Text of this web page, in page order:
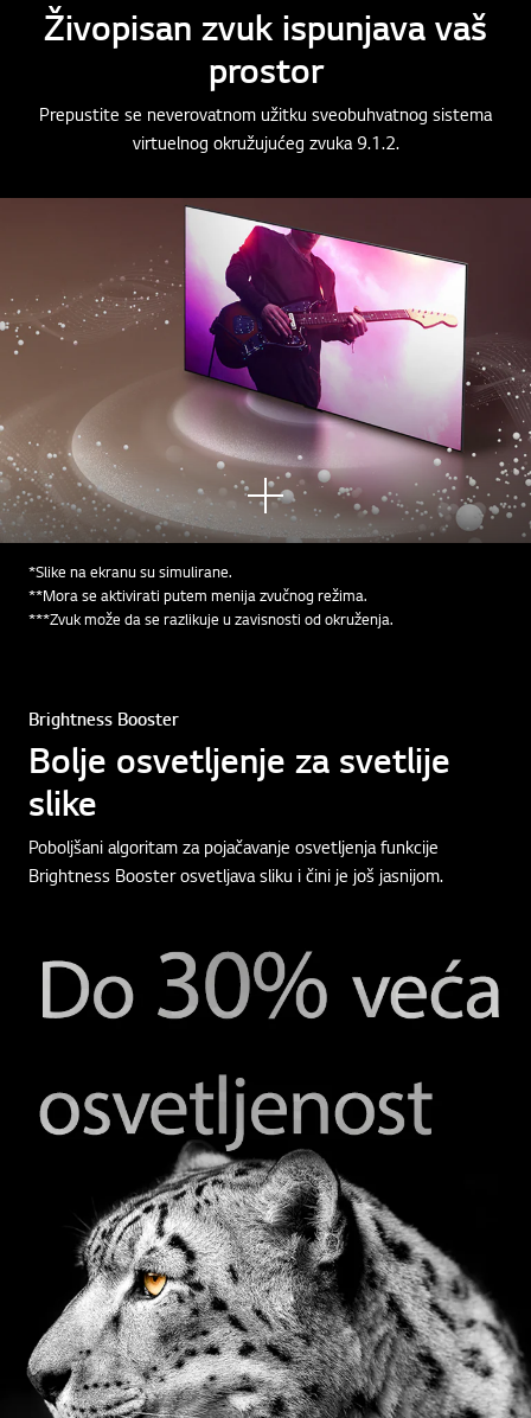
Živopisan zvuk ispunjava vaš
prostor
Prepustite se neverovatnom užitku sveobuhvatnog sistema
virtuelnog okružujućeg zvuka 9.1.2.
Pogl
edaj
te
*Slike na ekranu su simulirane.
**Mora se aktivirati putem menija zvučnog režima.
***Zvuk može da se razlikuje u zavisnosti od okruženja.
Brightness Booster
Bolje osvetljenje za svetlije
slike
Poboljšani algoritam za pojačavanje osvetljenja funkcije
Brightness Booster osvetljava sliku i čini je još jasnijom.